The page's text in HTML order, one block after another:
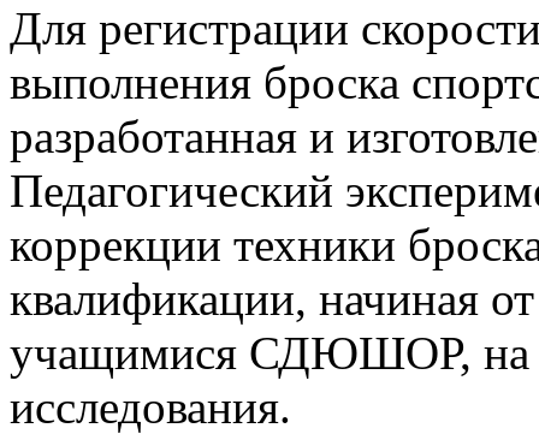
Для регистрации
выполнения броска
разработанная и
Педагогический
коррекции техники
квалификации, начиная
учащимися СДЮШОР, на
исследования.